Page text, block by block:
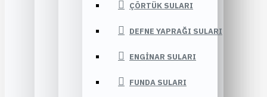
ÇÖRTÜK SULARI
DEFNE YAPRAĞI SULARI
ENGINAR SULARI
FUNDA SULARI